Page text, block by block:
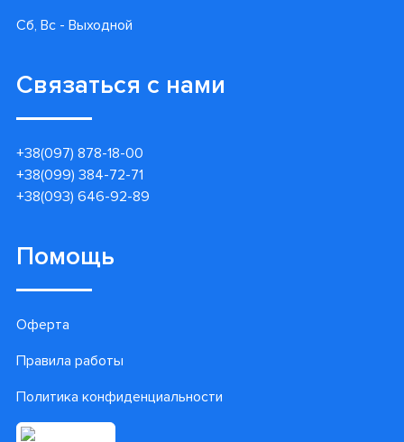
Сб, Вс - Выходной
Связаться с нами
+38(097) 878-18-00
+38(099) 384-72-71
+38(093) 646-92-89
Помощь
Оферта
Правила работы
Политика конфиденциальности